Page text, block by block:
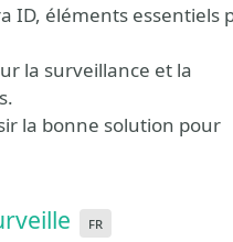
ID, éléments essentiels
la surveillance et la
la bonne solution pour
fr